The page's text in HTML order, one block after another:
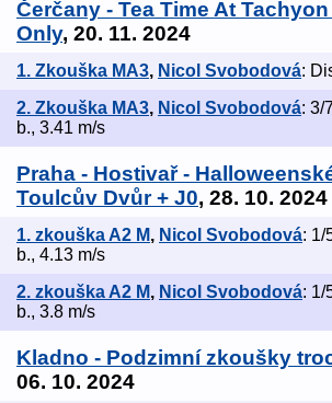
Čerčany - Tea Time At
Only, 20. 11. 2024
1. Zkouška MA3, Nicol Svobodová:
2. Zkouška MA3, Nicol Svobodová: 3/
b., 3.41 m/s
Praha - Hostivař -
Toulcův Dvůr + J0, 28. 10. 2024
1. zkouška A2 M, Nicol Svobodová: 1/
b., 4.13 m/s
2. zkouška A2 M, Nicol Svobodová: 1/
b., 3.8 m/s
Kladno - Podzimní zkoušky
06. 10. 2024